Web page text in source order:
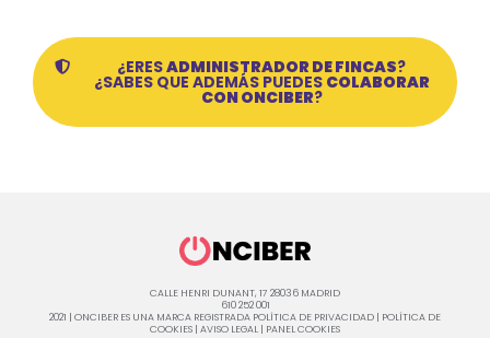
¿ERESADMINISTRADOR DE FINCAS?
¿SABES QUE ADEMÁS PUEDES COLABORAR
CON ONCIBER?
CALLE HENRI DUNANT, 17 28036 MADRID
610 252 001
2021 | ONCIBER ES UNA MARCA REGISTRADA POLÍTICA DE PRIVACIDAD
POLÍTICA DE
COOKIES AVISO LEGAL PANEL COOKIES